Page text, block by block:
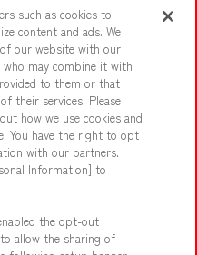
ィ サイトポリシー
クセシビリティ方針と検証結果
よくあるご質問・お問い合わせ
such as cookies to
content and ads. We
our website with our
may combine it with
to them or that
their services. Please
how we use cookies and
You have the right to opt
with our partners.
Information] to
the opt-out
allow the sharing of